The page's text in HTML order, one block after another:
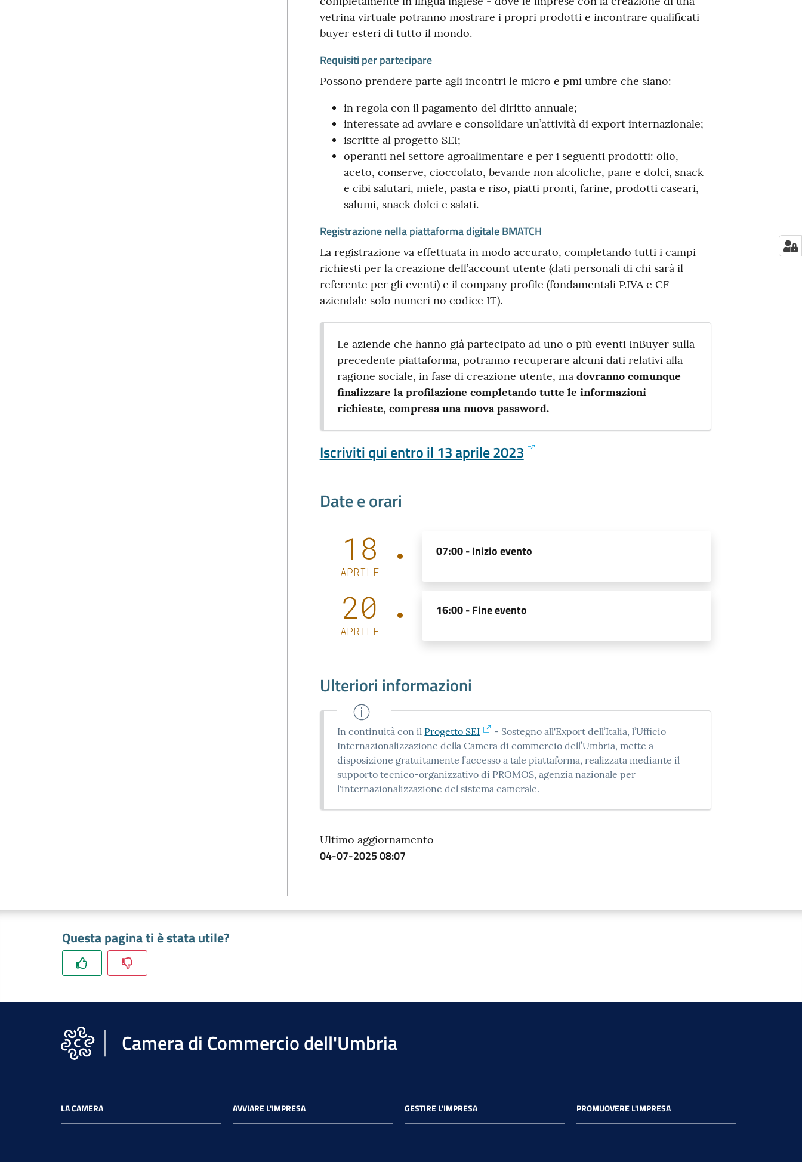
vetrina virtuale potranno mostrare i propri prodotti e incontrare qualificati
buyer esteri di tutto il mondo.
Requisiti per partecipare
Possono prendere parte agli incontri le micro e pmi umbre che siano:
in regola con il pagamento del diritto annuale;
interessate ad avviare e consolidare un’attività di export internazionale;
iscritte al progetto SEI;
operanti nel settore agroalimentare e per i seguenti prodotti: olio,
aceto, conserve, cioccolato, bevande non alcoliche, pane e dolci, snack
e cibi salutari, miele, pasta e riso, piatti pronti, farine, prodotti caseari,
salumi, snack dolci e salati.
Registrazione nella piattaforma digitale BMATCH
La registrazione va effettuata in modo accurato, completando tutti i campi
richiesti per la creazione dell’account utente (dati personali di chi sarà il
referente per gli eventi) e il company profile (fondamentali P.IVA e CF
aziendale solo numeri no codice IT).
Le aziende che hanno già partecipato ad uno o più eventi InBuyer sulla
precedente piattaforma, potranno recuperare alcuni dati relativi alla
ragione sociale, in fase di creazione utente, madovranno comunque
finalizzare la profilazione completando tutte le informazioni
richieste, compresa una nuova password.
Iscriviti qui entro il 13 aprile 2023
Date e orari
18
APRILE
07:00 -Inizio evento
20
APRILE
16:00 -Fine evento
Ulteriori informazioni
In continuità con il Progetto SEI
- Sostegno all'Export dell’Italia, l’Ufficio
Internazionalizzazione della Camera di commercio dell’Umbria, mette a
disposizione gratuitamente l’accesso a tale piattaforma, realizzata mediante il
supporto tecnico-organizzativo di PROMOS, agenzia nazionale per
l'internazionalizzazione del sistema camerale.
Ultimo aggiornamento
04-07-2025 08:07
Questa pagina ti è stata utile?
Camera di Commercio dell'Umbria
LA CAMERA AVVIARE L'IMPRESA GESTIRE L'IMPRESA PROMUOVERE L'IMPRESA